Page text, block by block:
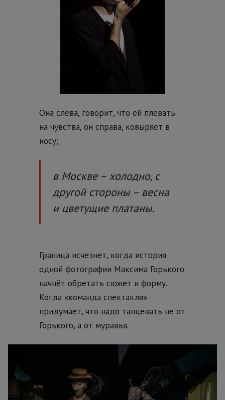
Она слева, говорит, что ей плевать
на чувства, он справа, ковыряет в
носу;
в Москве – холодно, с
другой стороны – весна
и цветущие платаны.
Граница исчезнет, когда история
одной фотографии Максима Горького
начнёт обретать сюжет и форму.
Когда «команда спектакля»
придумает, что надо танцевать не от
Горького, а от муравья.